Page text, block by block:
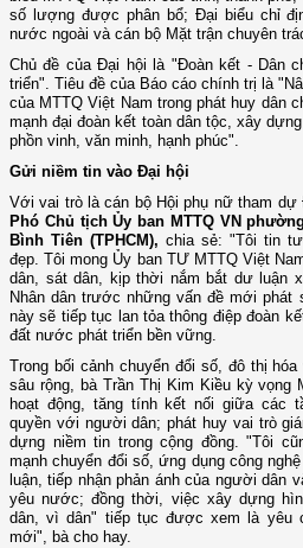
số lượng được phân bổ; Đại biểu chỉ
nước ngoài và cán bộ Mặt trận chuyên
Chủ đề của Đại hội là "Đoàn kết - Dân
triển". Tiêu đề của Báo cáo chính trị là
của MTTQ Việt Nam trong phát huy dân
mạnh đại đoàn kết toàn dân tộc, xây
phồn vinh, văn minh, hạnh phúc".
Gửi niềm tin vào Đại hội
Với vai trò là cán bộ Hội phụ nữ tham dự
Phó Chủ tịch Ủy ban MTTQ VN
Bình Tiên (TPHCM), chia sẻ: "Tôi tin
đẹp. Tôi mong Ủy ban TƯ MTTQ Việt
dân, sát dân, kịp thời nắm bắt dư luận
Nhân dân trước những vấn đề mới phát
này sẽ tiếp tục lan tỏa thông điệp đoàn
đất nước phát triển bền vững.
Trong bối cảnh chuyển đổi số, đô thị
sâu rộng, bà Trần Thị Kim Kiều kỳ
hoạt động, tăng tính kết nối giữa các
quyền với người dân; phát huy vai trò
dựng niềm tin trong cộng đồng. "Tôi
mạnh chuyển đổi số, ứng dụng công
luận, tiếp nhận phản ánh của người dân
yêu nước; đồng thời, việc xây dựng
dân, vì dân" tiếp tục được xem là yêu
mới", bà cho hay.